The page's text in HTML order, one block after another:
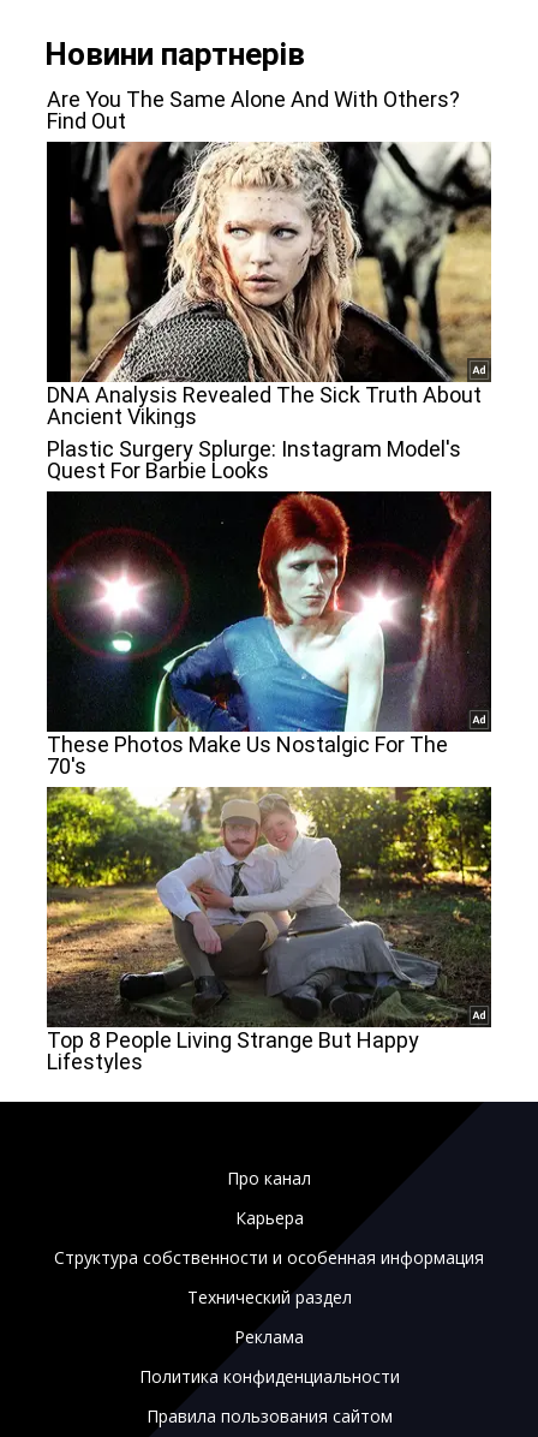
Про канал
Карьера
Структура собственности и особенная информация
Технический раздел
Реклама
Политика конфиденциальности
Правила пользования сайтом